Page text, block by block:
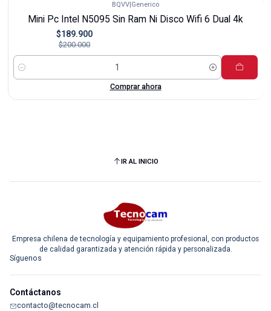
BQVV Generico
Mini Pc Intel N5095 Sin Ram Ni Disco Wifi 6 Dual 4k
$189.900
$200.000
Cantidad
Comprar ahora
IR AL INICIO
Empresa chilena de tecnología y equipamiento profesional, con productos
de calidad garantizada y atención rápida y personalizada.
Síguenos
Contáctanos
contacto@tecnocam.cl